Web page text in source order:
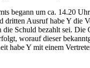
begann um ca. 14.20
dritten Ausruf habe Y die
Schuld bezahlt sei.
worauf dieser
habe Y mit einem